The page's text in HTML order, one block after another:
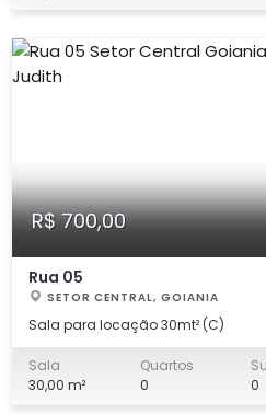
R$ 700,00
Rua 05
SETOR CENTRAL, GOIANIA
Sala para locação 30mt² (C)
Sala
30,00 m²
Quartos
0
0